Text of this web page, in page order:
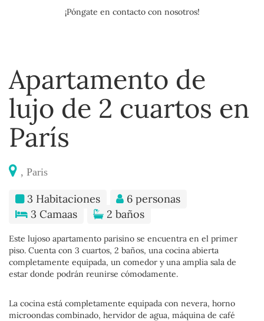
Apartamento de
lujo de 2 cuartos en
París
, Paris
3 Habitaciones
6 personas
3 Camaas
2 baños
Este lujoso apartamento parisino se encuentra en el primer
piso. Cuenta con 3 cuartos, 2 baños, una cocina abierta
completamente equipada, un comedor y una amplia sala de
estar donde podrán reunirse cómodamente.
La cocina está completamente equipada con nevera, horno
microondas combinado, hervidor de agua, máquina de café
¡Póngate en contacto con nosotros!